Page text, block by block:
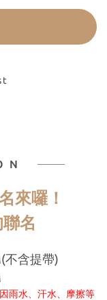
來囉！
名
不含提帶)
雨水、汗水、摩擦等